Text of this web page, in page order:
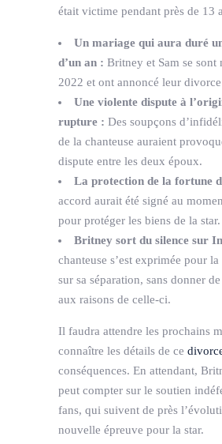
était victime pendant près de 13
Un mariage qui aura duré
d’un an : Britney et Sam se sont
2022 et ont annoncé leur
Une violente dispute à
rupture : Des soupçons
de la chanteuse auraient
dispute entre les deux époux.
La protection de la fortune
accord aurait été signé au
pour protéger les biens de la star.
Britney sort du silence sur
chanteuse s’est exprimée pour
sur sa séparation, sans donner
aux raisons de celle-ci.
Il faudra attendre les prochains
connaître les détails de ce
conséquences. En attendant,
peut compter sur le soutien
fans, qui suivent de près
nouvelle épreuve pour la star.